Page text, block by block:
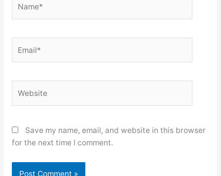
Save my name, email, and website in this browser
for the next time I comment.